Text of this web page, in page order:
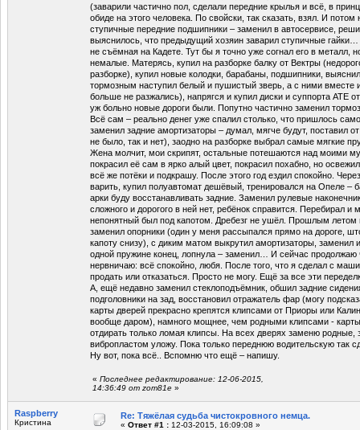
(заварили частично пол, сделали передние крылья и всё, в
обиде на этого человека. По свойски, так сказать, взял. И
ступичные передние подшипники – заменил в автосервисе,
выяснилось, что предыдущий хозяин заварил ступичные
не съёмная на Кадете. Тут бы я точно уже согнал его в металл,
немалые. Матерясь, купил на разборке балку от Вектры
разборке), купил новые колодки, барабаны, подшипники,
тормозным наступил белый и пушистый зверь, а с ними вместе
больше не разжались), напрягся и купил диски и суппорта АТЕ
уж больно новые дороги были. Попутно частично заменил
Всё сам – реально денег уже спалил столько, что пришлось
заменил задние амортизаторы – думал, мягче будут, поставил
не было, так и нет), заодно на разборке выбрал самые мягкие
Жена молчит, мои скрипят, остальные потешаются над моими
покрасил её сам в ярко алый цвет, покрасил похабно, но
всё же потёки и подкрашу. После этого год ездил спокойно.
варить, купил полуавтомат дешёвый, тренировался на Опеле –
арки буду восстанавливать задние. Заменил рулевые
сложного и дорогого в ней нет, ребёнок справится. Перебирал и
непонятный был под капотом. Дребезг не ушёл. Прошлым летом
заменил опорники (один у меня рассыпался прямо на дороге,
капоту снизу), с диким матом выкрутил амортизаторы, заменил
одной пружине конец, лопнула – заменил… И сейчас продолжаю
нервничаю: всё спокойно, любя. После того, что я сделал с
продать или отказаться. Просто не могу. Ещё за все эти
А, ещё недавно заменил стеклоподъёмник, обшил задние
подголовники на зад, восстановил отражатель фар (могу
карты дверей прекрасно крепятся клипсами от Приоры или
вообще даром), намного мощнее, чем родными клипсами - карты
отдирать только ломая клипсы. На всех дверях заменю родные,
вибропластом уложу. Пока только переднюю водительскую так
Ну вот, пока всё.. Вспомню что ещё – напишу.
« Последнее редактирование: 12-06-2015,
14:36:49 от zom81e »
Raspberry
Кристина
Re: Тяжёлая судьба чистокровного немца.
« Ответ #1 : 12-03-2015, 16:09:08 »